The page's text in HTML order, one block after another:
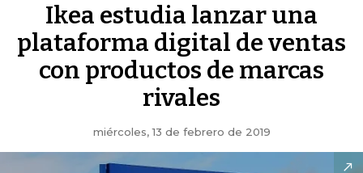
Ikea estudia lanzar una
plataforma digital de ventas
con productos de marcas
rivales
miércoles, 13 de febrero de 2019